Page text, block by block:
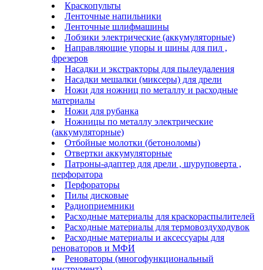
Краскопульты
Ленточные напильники
Ленточные шлифмашины
Лобзики электрические (аккумуляторные)
Направляющие упоры и шины для пил ,
фрезеров
Насадки и экстракторы для пылеудаления
Насадки мешалки (миксеры) для дрели
Ножи для ножниц по металлу и расходные
материалы
Ножи для рубанка
Ножницы по металлу электрические
(аккумуляторные)
Отбойные молотки (бетоноломы)
Отвертки аккумуляторные
Патроны-адаптер для дрели , шуруповерта ,
перфоратора
Перфораторы
Пилы дисковые
Радиоприемники
Расходные материалы для краскораспылителей
Расходные материалы для термовоздуходувок
Расходные материалы и аксессуары для
реноваторов и МФИ
Реноваторы (многофункциональный